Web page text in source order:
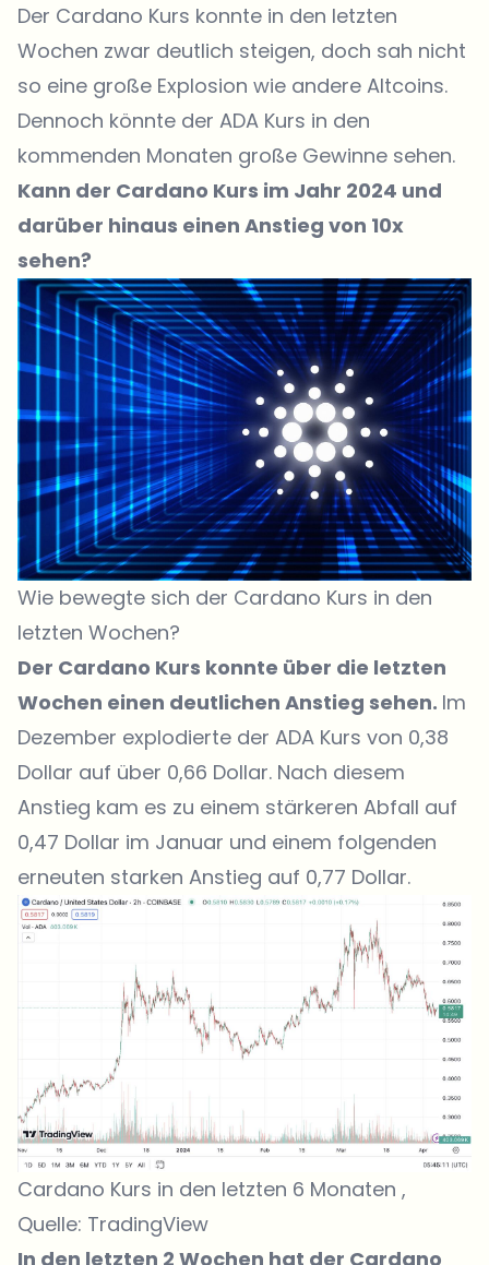
Der Cardano Kurs konnte in den letzten
Wochen zwar deutlich steigen, doch sah nicht
so eine große Explosion wie andere Altcoins.
Dennoch könnte der ADA Kurs in den
kommenden Monaten große Gewinne sehen.
Kann der Cardano Kurs im Jahr 2024 und
darüber hinaus einen Anstieg von 10x
sehen?
Wie bewegte sich der Cardano Kurs in den
letzten Wochen?
Der Cardano Kurs konnte über die letzten
Wochen einen deutlichen Anstieg sehen. Im
Dezember explodierte der ADA Kurs von 0,38
Dollar auf über 0,66 Dollar. Nach diesem
Anstieg kam es zu einem stärkeren Abfall auf
0,47 Dollar im Januar und einem folgenden
erneuten starken Anstieg auf 0,77 Dollar.
Cardano Kurs in den letzten 6 Monaten ,
Quelle: TradingView
In den letzten 2 Wochen hat der Cardano